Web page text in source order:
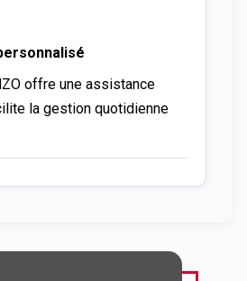
offre une assistance
la gestion quotidienne